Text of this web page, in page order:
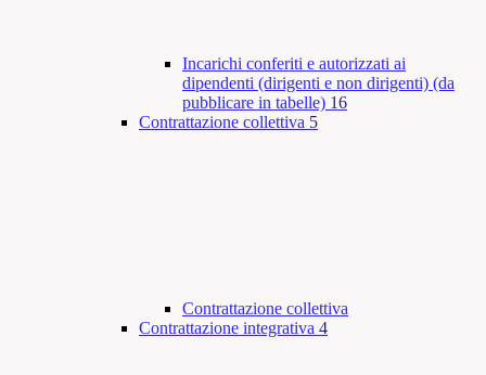
Incarichi conferiti e autorizzati ai
dipendenti (dirigenti e non dirigenti) (da
pubblicare in tabelle) 16
Contrattazione collettiva 5
Contrattazione collettiva
Contrattazione integrativa 4